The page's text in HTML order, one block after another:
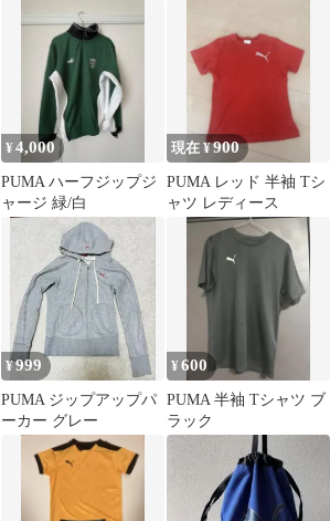
¥4,000
PUMA ハーフジップジ
ャージ 緑/白
現在 ¥900
PUMA レッド 半袖 Tシ
ャツ レディース
¥ 999
PUMA ジップアップパ
ーカー グレー
¥600
PUMA 半袖 Tシャツ ブ
ラック